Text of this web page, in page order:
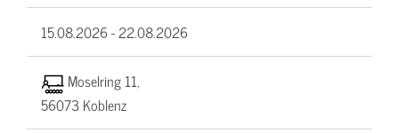
15.08.2026 -22.08.2026
Moselring 11,
56073 Koblenz